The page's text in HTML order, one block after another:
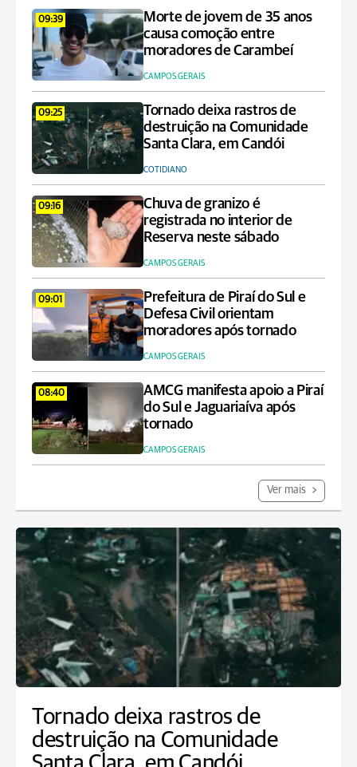
09:39
Morte de jovem de 35 anos
causa comoção entre
moradores de Carambeí
CAMPOS GERAIS
09:25
Tornado deixa rastros de
destruição na Comunidade
Santa Clara, em Candói
COTIDIANO
09:16
Chuva de granizo é
registrada no interior de
Reserva neste sábado
CAMPOS GERAIS
09:01
Prefeitura de Piraí do Sul e
Defesa Civil orientam
moradores após tornado
CAMPOS GERAIS
08:40
AMCG manifesta apoio a Piraí
do Sul e Jaguariaíva após
tornado
CAMPOS GERAIS
Ver mais
Tornado deixa rastros de
destruição na Comunidade